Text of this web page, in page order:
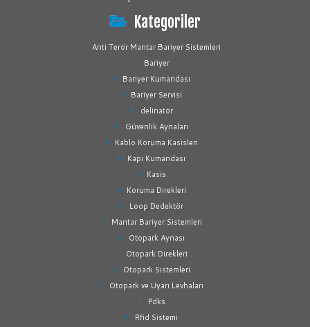
Kategoriler
Anti Terör Mantar Bariyer Sistemleri
Bariyer
Bariyer Kumandası
Bariyer Servisi
delinatör
Güvenlik Aynaları
Kablo Koruma Kasisleri
Kapı Kumandası
Kasis
Koruma Direkleri
Loop Dedektör
Mantar Bariyer Sistemleri
Otopark Aynası
Otopark Direkleri
Otopark Sistemleri
Otopark ve Uyarı Levhaları
Pdks
Rfid Sistemi